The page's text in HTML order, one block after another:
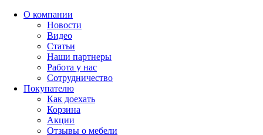
О компании
Новости
Видео
Статьи
Наши партнеры
Работа у нас
Сотрудничество
Покупателю
Как доехать
Корзина
Акции
Отзывы о мебели